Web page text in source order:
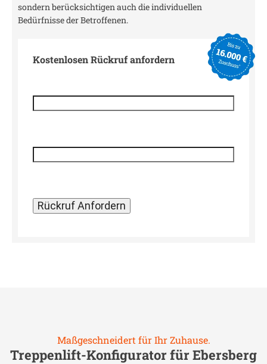
sondern berücksichtigen auch die individuellen
Bedürfnisse der Betroffenen.
Kostenlosen Rückruf anfordern
Maßgeschneidert für Ihr Zuhause.
Treppenlift-Konfigurator fürEbersberg